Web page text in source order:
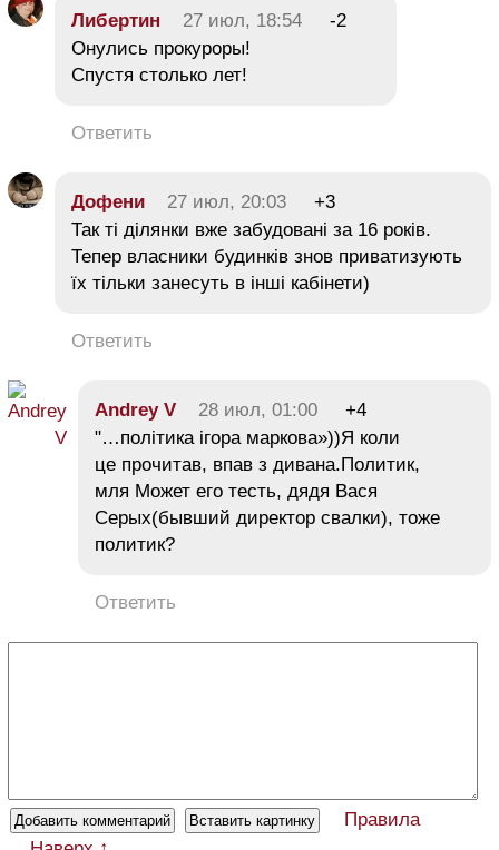
Либертин 27 июл, 18:54
-2
Онулись прокуроры!
Спустя столько лет!
Ответить
Дофени 27 июл, 20:03
+3
Так ті ділянки вже забудовані за 16 років.
Тепер власники будинків знов приватизують
їх тільки занесуть в інші кабінети)
Ответить
Andrey V 28 июл, 01:00
+4
"…політика ігора маркова»))Я коли
це прочитав, впав з дивана.Политик,
мля Может его тесть, дядя Вася
Серых(бывший директор свалки), тоже
политик?
Ответить
Правила